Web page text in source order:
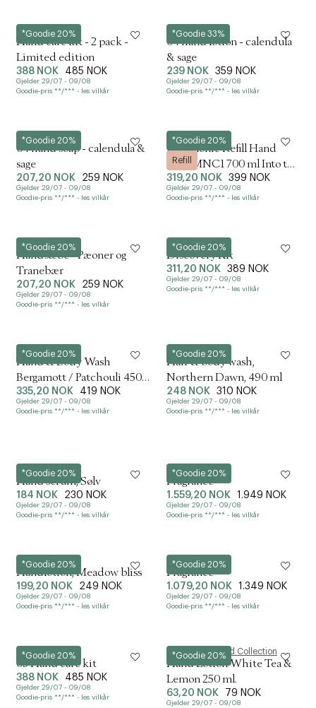
*Goodie 20%
Humdakin
Hand care kit - 2 pack -
Limited edition
388 NOK 485 NOK
Gjelder 29/07 - 09/08
Goodie-pris **/*** - les vilkår
*Goodie 33%
Humdakin
04 hand lotion - calendula
& sage
239 NOK 359 NOK
Gjelder 29/07 - 09/08
Goodie-pris **/*** - les vilkår
*Goodie 20%
Humdakin
04 hand soap - calendula &
sage
207,20 NOK 259 NOK
Gjelder 29/07 - 09/08
Goodie-pris **/*** - les vilkår
*Goodie 20%
Refill
&Tradition
Mnemonic Refill Hand
Soap MNC1 700 ml Into the
Moor
319,20 NOK 399 NOK
Gjelder 29/07 - 09/08
Goodie-pris **/*** - les vilkår
*Goodie 20%
Humdakin
Håndsæbe - Pæoner og
Tranebær
207,20 NOK 259 NOK
Gjelder 29/07 - 09/08
Goodie-pris **/*** - les vilkår
*Goodie 20%
L:a Bruket
Discovery Kit
311,20 NOK 389 NOK
Gjelder 29/07 - 09/08
Goodie-pris **/*** - les vilkår
*Goodie 20%
L:a Bruket
Hand & Body Wash
Bergamott / Patchouli 450
ml.
335,20 NOK 419 NOK
Gjelder 29/07 - 09/08
Goodie-pris **/*** - les vilkår
*Goodie 20%
Meraki
Hair & body wash,
Northern Dawn, 490 ml
248 NOK 310 NOK
Gjelder 29/07 - 09/08
Goodie-pris **/*** - les vilkår
*Goodie 20%
Meraki
Hand serum, Sølv
184 NOK 230 NOK
Gjelder 29/07 - 09/08
Goodie-pris **/*** - les vilkår
*Goodie 20%
L:a Bruket
Fragrance
1.559,20 NOK 1.949 NOK
Gjelder 29/07 - 09/08
Goodie-pris **/*** - les vilkår
*Goodie 20%
Meraki
Håndlotion, Meadow bliss
199,20 NOK 249 NOK
Gjelder 29/07 - 09/08
Goodie-pris **/*** - les vilkår
*Goodie 20%
L:a Bruket
Fragrance
1.079,20 NOK 1.349 NOK
Gjelder 29/07 - 09/08
Goodie-pris **/*** - les vilkår
*Goodie 20%
Humdakin
03 Hand care kit
388 NOK 485 NOK
Gjelder 29/07 - 09/08
Goodie-pris **/*** - les vilkår
*Goodie 20%
Magasin du Nord Collection
Hand Lotion White Tea &
Lemon 250 ml.
63,20 NOK 79 NOK
Gjelder 29/07 - 09/08